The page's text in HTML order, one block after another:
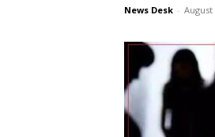
News Desk - August